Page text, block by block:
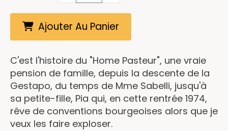
Ajouter Au Panier
C'est l'histoire du "Home Pasteur", une vraie
pension de famille, depuis la descente de la
Gestapo, du temps de Mme Sabelli, jusqu'à
sa petite-fille, Pia qui, en cette rentrée 1974,
rêve de conventions bourgeoises alors que je
veux les faire exploser.